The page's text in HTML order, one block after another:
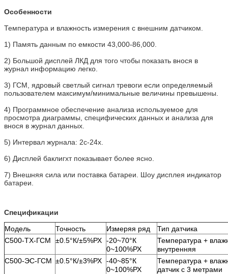
Особенности
Температура и влажность измерения с внешним датчиком.
1) Память данным по емкости 43,000-86,000.
2) Большой дисплей ЛКД для того чтобы показать внося в
журнал информацию легко.
3) ГСМ, ядровый светлый сигнал тревоги если определяемый
пользователем максимум/минимальные величины превышены.
4) Программное обеспечение анализа используемое для
просмотра диаграммы, специфических данных и анализа для
внося в журнал данных.
5) Интервал журнала: 2с-24х.
6) Дисплей баклигхт показывает более ясно.
7) Внешняя сила или поставка батареи. Шоу дисплея индикатор
батареи.
Спецификации
Модель Точность Измеряя ряд
Тип датчика
С500-ТХ-ГСМ
±0.5°К/±5%РХ -20~70°К
0~100%РХ
Температура +
внутренняя
С500-ЭС-ГСМ ±0.5°К/±3%РХ -40~85°К
0~100%РХ
Температура +
датчик с 3 метрами